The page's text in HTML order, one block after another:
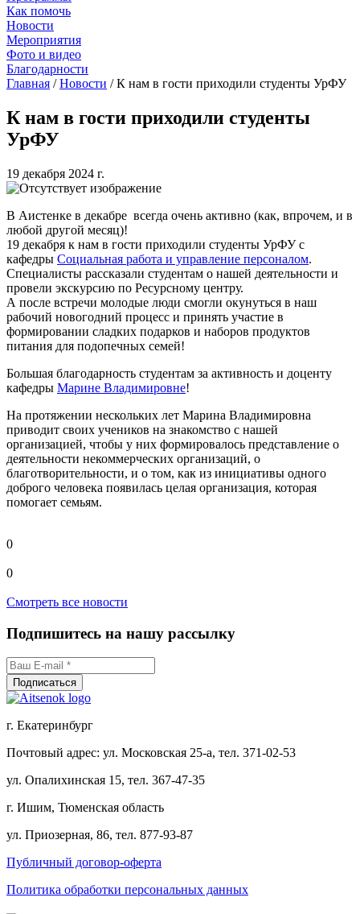
Как помочь
Новости
Мероприятия
Фото и видео
Благодарности
Главная /Новости /К нам в гости приходили студенты УрФУ
К нам в гости приходили студенты
УрФУ
19 декабря 2024 г.
В Аистенке в декабре всегда очень активно (как, впрочем, и в
любой другой месяц)!
19 декабря к нам в гости приходили студенты УрФУ с
кафедры Социальная работа и управление персоналом.
Специалисты рассказали студентам о нашей деятельности и
провели экскурсию по Ресурсному центру.
А после встречи молодые люди смогли окунуться в наш
рабочий новогодний процесс и принять участие в
формировании сладких подарков и наборов продуктов
питания для подопечных семей!
Большая благодарность студентам за активность и доценту
кафедры Марине Владимировне!
На протяжении нескольких лет Марина Владимировна
приводит своих учеников на знакомство с нашей
организацией, чтобы у них формировалось представление о
деятельности некоммерческих организаций, о
благотворительности, и о том, как из инициативы одного
доброго человека появилась целая организация, которая
помогает семьям.
0
0
Смотреть все новости
Подпишитесь на нашу рассылку
г. Екатеринбург
Почтовый адрес: ул. Московская 25-а, тел. 371-02-53
ул. Опалихинская 15, тел. 367-47-35
г. Ишим, Тюменская область
ул. Приозерная, 86, тел. 877-93-87
Публичный договор-оферта
Политика обработки персональных данных